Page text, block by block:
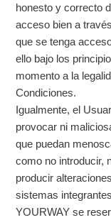
honesto y correcto
acceso bien a
que se tenga
ello bajo los
momento a la
Condiciones.
Igualmente, el
provocar ni
que puedan
como no introducir,
producir
sistemas
YOURWAY se